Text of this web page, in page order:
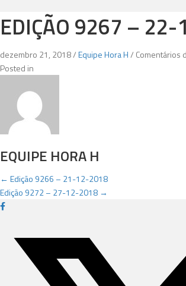
EDIÇÃO 9267 –
dezembro 21, 2018/Equipe Hora H/ Comentários
Posted in
EQUIPE HORA H
POSTS
NAVIGATION
← Edição 9266 – 21-12-2018
Edição 9272 – 27-12-2018 →